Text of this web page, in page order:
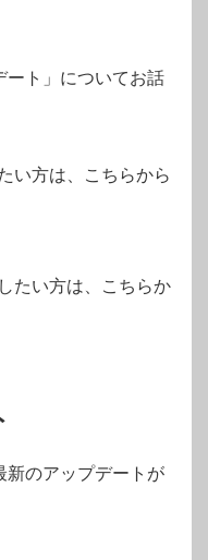
ート」についてお話
い方は、こちらから
たい方は、こちらか
のアップデートが